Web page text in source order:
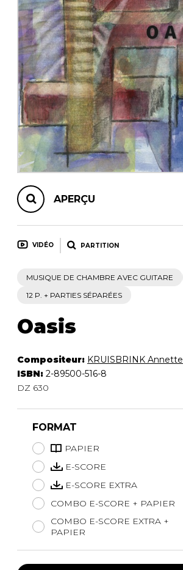
AUTRES PRODUITS
APERÇU
VIDÉO PARTITION
MUSIQUE DE CHAMBRE AVEC GUITARE
12 P. + PARTIES SÉPARÉES
Oasis
Compositeur: KRUISBRINK Annette
ISBN: 2-89500-516-8
DZ 630
FORMAT
PAPIER
E-SCORE
E-SCORE EXTRA
COMBO E-SCORE + PAPIER
COMBO E-SCORE EXTRA +
PAPIER